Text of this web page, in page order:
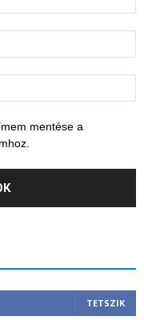
mentése a
TETSZIK